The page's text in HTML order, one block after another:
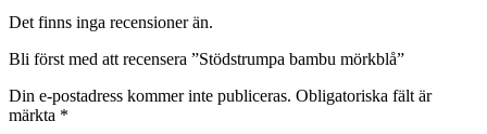
Det finns inga recensioner än.
Bli först med att recensera ”Stödstrumpa bambu mörkblå”
Din e-postadress kommer inte publiceras. Obligatoriska fält är
märkta *